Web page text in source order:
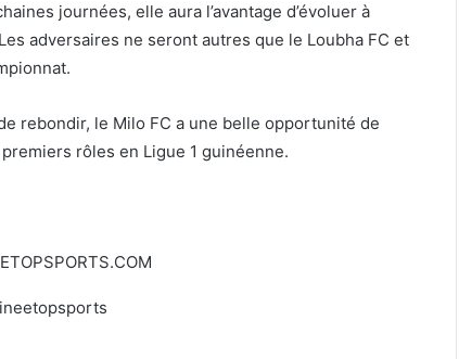
journées, elle aura l’avantage d’évoluer à
adversaires ne seront autres que le Loubha FC et
rebondir, le Milo FC a une belle opportunité de
rôles en Ligue 1 guinéenne.